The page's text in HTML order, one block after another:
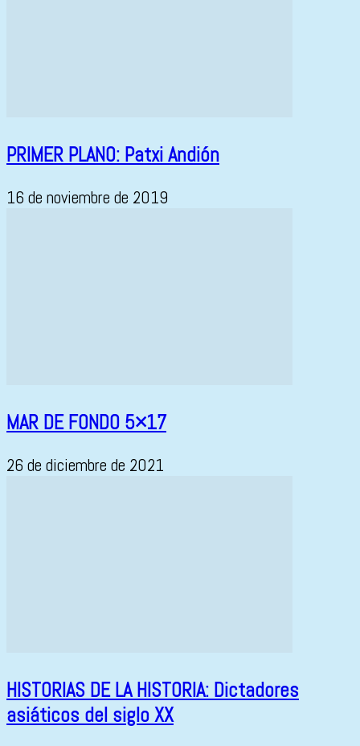
PRIMER PLANO: Patxi Andión
16 de noviembre de 2019
MAR DE FONDO 5×17
26 de diciembre de 2021
HISTORIAS DE LA HISTORIA: Dictadores
asiáticos del siglo XX